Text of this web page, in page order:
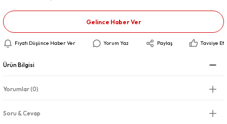
Gelince Haber Ver
Fiyatı Düşünce Haber Ver Yorum Yaz Paylaş Tavsiye Et
Ürün Bilgisi
Yorumlar (0)
Soru & Cevap